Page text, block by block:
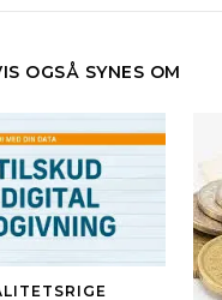
OGSÅ SYNES OM